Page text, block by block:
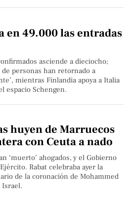
en 49.000 las entradas
asciende a dieciocho;
personas han retornado a
mientras Finlandia apoya a Italia
espacio Schengen.
huyen de Marruecos
con Ceuta a nado
‘muerto’ ahogados, y el Gobierno
Rabat celebraba ayer la
de la coronación de Mohammed
Israel.